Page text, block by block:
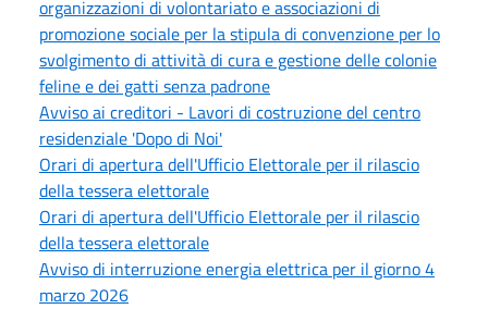
organizzazioni di volontariato e associazioni di
promozione sociale per la stipula di convenzione per lo
svolgimento di attività di cura e gestione delle colonie
feline e dei gatti senza padrone
Avviso ai creditori - Lavori di costruzione del centro
residenziale 'Dopo di Noi'
Orari di apertura dell'Ufficio Elettorale per il rilascio
della tessera elettorale
Orari di apertura dell'Ufficio Elettorale per il rilascio
della tessera elettorale
Avviso di interruzione energia elettrica per il giorno 4
marzo 2026